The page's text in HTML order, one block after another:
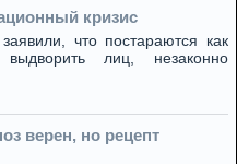
кризис
что постараются как
лиц, незаконно
верен, но рецепт